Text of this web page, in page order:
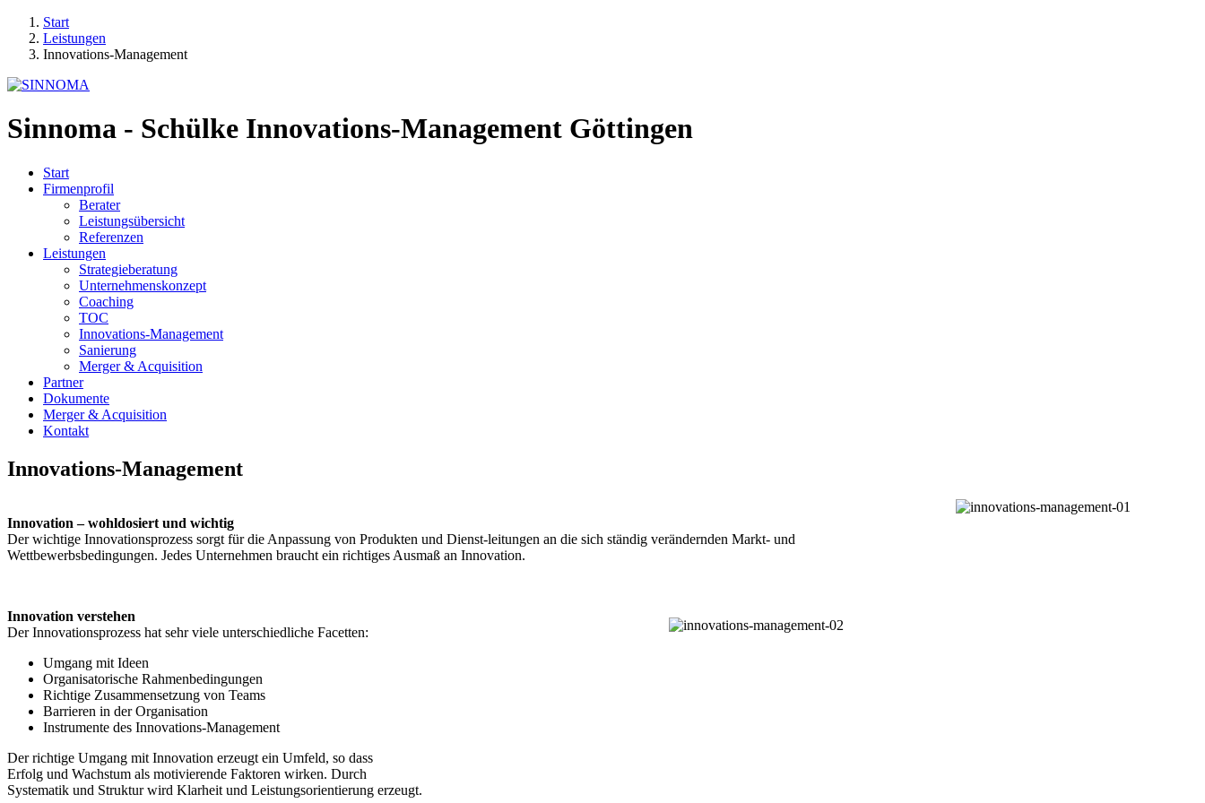
Start
Leistungen
Innovations-Management
Sinnoma - Schülke Innovations-Management Göttingen
Start
Firmenprofil
Berater
Leistungsübersicht
Referenzen
Leistungen
Strategieberatung
Unternehmenskonzept
Coaching
TOC
Innovations-Management
Sanierung
Merger & Acquisition
Partner
Dokumente
Merger & Acquisition
Kontakt
Innovations-Management
Innovation – wohldosiert und wichtig
Der wichtige Innovationsprozess sorgt für die Anpassung von Produkten und Dienst-leitungen an die sich ständig verändernden Markt- und
Wettbewerbsbedingungen. Jedes Unternehmen braucht ein richtiges Ausmaß an Innovation.
Innovation verstehen
Der Innovationsprozess hat sehr viele unterschiedliche Facetten:
Umgang mit Ideen
Organisatorische Rahmenbedingungen
Richtige Zusammensetzung von Teams
Barrieren in der Organisation
Instrumente des Innovations-Management
Der richtige Umgang mit Innovation erzeugt ein Umfeld, so dass
Erfolg und Wachstum als motivierende Faktoren wirken. Durch
Systematik und Struktur wird Klarheit und Leistungsorientierung erzeugt.